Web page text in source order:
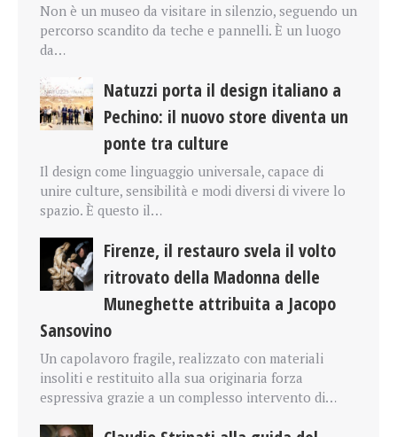
Non è un museo da visitare in silenzio, seguendo un
percorso scandito da teche e pannelli. È un luogo
da…
Natuzzi porta il design italiano a
Pechino: il nuovo store diventa un
ponte tra culture
Il design come linguaggio universale, capace di
unire culture, sensibilità e modi diversi di vivere lo
spazio. È questo il…
Firenze, il restauro svela il volto
ritrovato della Madonna delle
Muneghette attribuita a Jacopo
Sansovino
Un capolavoro fragile, realizzato con materiali
insoliti e restituito alla sua originaria forza
espressiva grazie a un complesso intervento di…